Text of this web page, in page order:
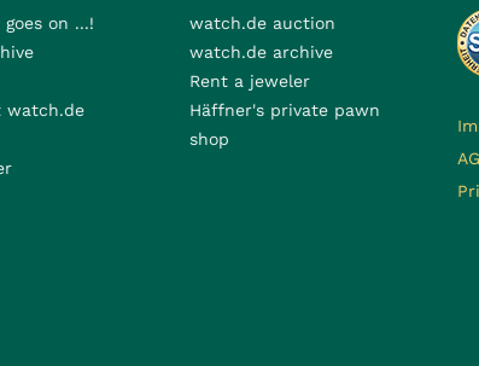
on ...!
watch.de
watch.de auction
watch.de archive
Rent a jeweler
Häffner's private pawn
shop